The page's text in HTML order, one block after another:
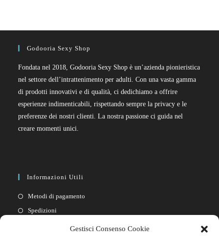
Gestisci Consenso Cookie
Godooria Sexy Shop
Fondata nel 2018, Godooria Sexy Shop è un’azienda pionieristica
nel settore dell’intrattenimento per adulti. Con una vasta gamma
di prodotti innovativi e di qualità, ci dedichiamo a offrire
esperienze indimenticabili, rispettando sempre la privacy e le
preferenze dei nostri clienti. La nostra passione ci guida nel
creare momenti unici.
Informazioni Utili
Metodi di pagamento
Spedizioni